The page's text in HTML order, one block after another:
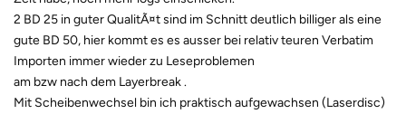
2 BD 25 in guter QualitÃ¤t sind im Schnitt deutlich billiger als eine
gute BD 50, hier kommt es es ausser bei relativ teuren Verbatim
Importen immer wieder zu Leseproblemen
am bzw nach dem Layerbreak .
Mit Scheibenwechsel bin ich praktisch aufgewachsen (Laserdisc)